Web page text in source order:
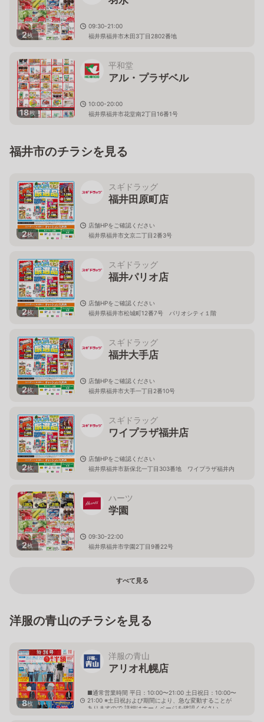
2枚
09:30-21:00
福井県福井市木田3丁目2802番地
18枚
平和堂
アル・プラザベル
10:00-20:00
福井県福井市花堂南2丁目16番1号
福井市のチラシを見る
2枚
スギドラッグ
福井田原町店
店舗HPをご確認ください
福井県福井市文京二丁目2番3号
2枚
スギドラッグ
福井パリオ店
店舗HPをご確認ください
福井県福井市松城町12番7号 パリオシティ１階
2枚
スギドラッグ
福井大手店
店舗HPをご確認ください
福井県福井市大手一丁目2番10号
2枚
スギドラッグ
ワイプラザ福井店
店舗HPをご確認ください
福井県福井市新保北一丁目303番地 ワイプラザ福井内
2枚
ハーツ
学園
09:30-22:00
福井県福井市学園2丁目9番22号
すべて見る
洋服の青山のチラシを見る
8枚
洋服の青山
アリオ札幌店
■通常営業時間 平日：10:00〜21:00 土日祝日：10:00〜
21:00 ※土日祝および期間により、急な変動することが
ありますので 詳細はホームページを確認ください